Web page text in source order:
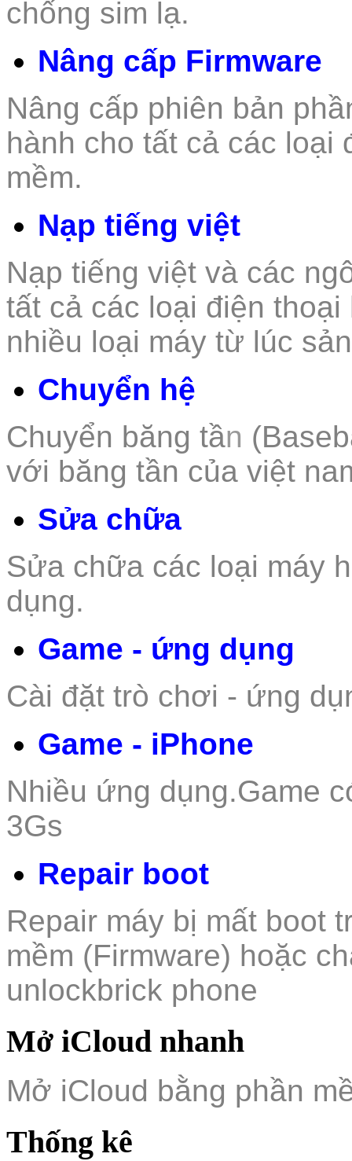
chống sim lạ.
Nâng cấp Firmware
Nâng cấp phiên bản
hành cho tất cả các loại
mềm.
Nạp tiếng việt
Nạp tiếng việt và các
tất cả các loại điện
nhiều loại máy từ lúc
Chuyển hệ
Chuyển băng tần
với băng tần của việt
Sửa chữa
Sửa chữa các loại máy h
dụng.
Game - ứng dụng
Cài đặt trò chơi - ứng
Game - iPhone
Nhiều ứng dụng.Game
3Gs
Repair boot
Repair máy bị mất boot
mềm (Firmware) hoặc
unlockbrick phone
Mở iCloud nhanh
Mở iCloud bằng phần
Thống kê